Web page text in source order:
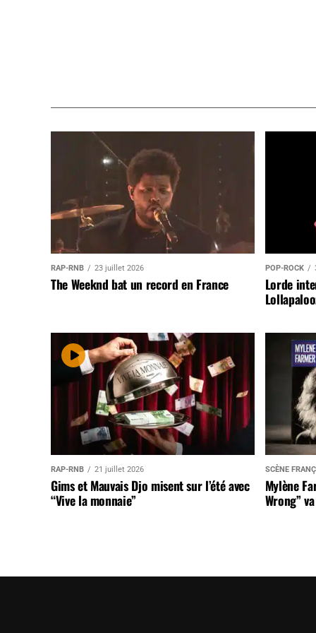
RAP-RNB 23 juillet 2026
The Weeknd bat un record en France
POP-ROCK
Lorde
RAP-RNB 21 juillet 2026
Gims et Mauvais Djo misent sur l’été avec
“Vive la monnaie”
SCÈNE
Mylène
Wrong”